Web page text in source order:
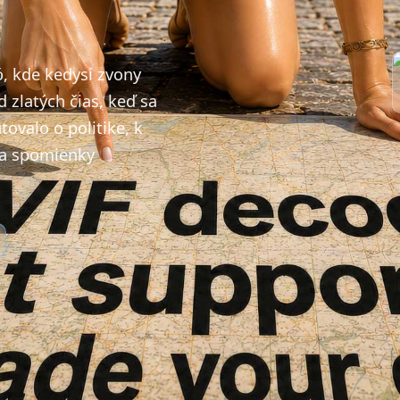
kde kedysi zvony
zlatých čias, keď sa
o politike, k
spomienky